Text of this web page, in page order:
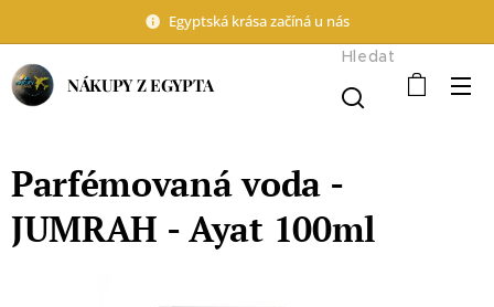
Egyptská krása začíná u nás
NÁKUPY Z EGYPTA
Hledat
Parfémovaná voda -
JUMRAH - Ayat 100ml